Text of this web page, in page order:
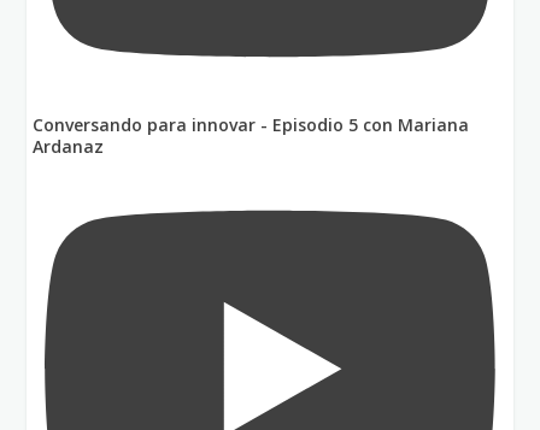
Conversando para innovar - Episodio 5 con Mariana
Ardanaz